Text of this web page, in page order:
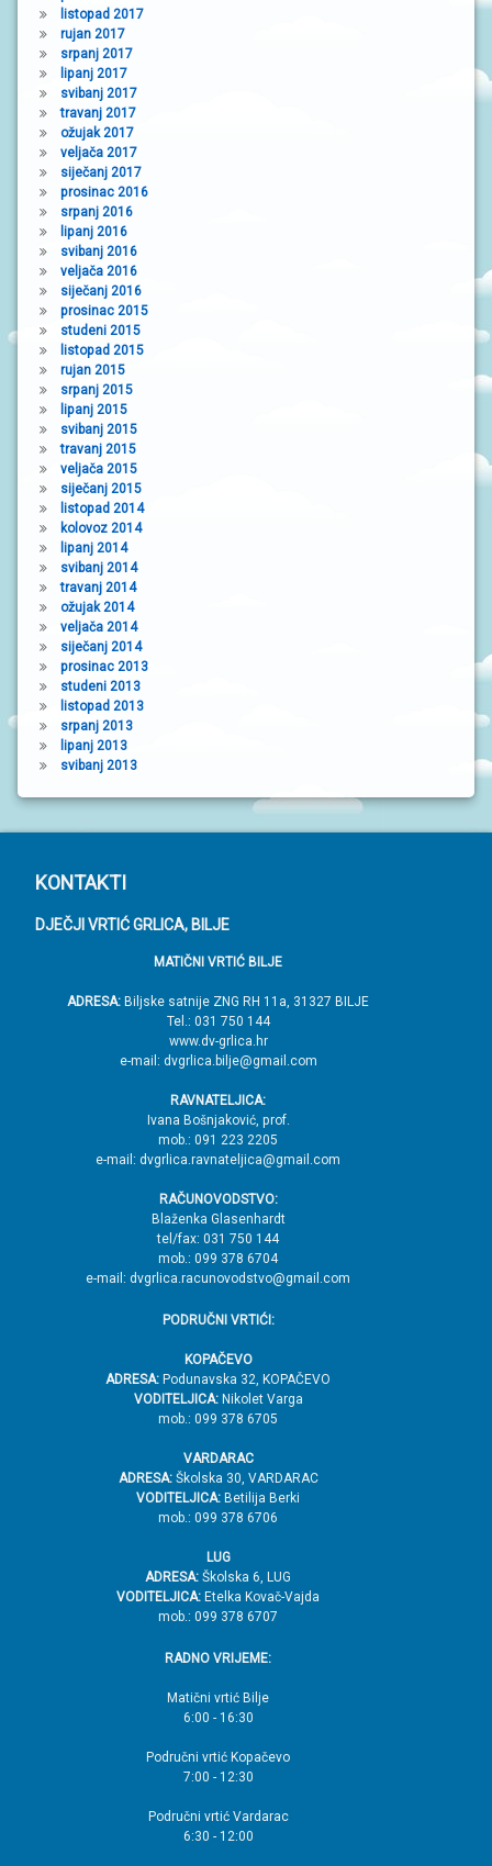
listopad 2017
rujan 2017
srpanj 2017
lipanj 2017
svibanj 2017
travanj 2017
ožujak 2017
veljača 2017
siječanj 2017
prosinac 2016
srpanj 2016
lipanj 2016
svibanj 2016
veljača 2016
siječanj 2016
prosinac 2015
studeni 2015
listopad 2015
rujan 2015
srpanj 2015
lipanj 2015
svibanj 2015
travanj 2015
veljača 2015
siječanj 2015
listopad 2014
kolovoz 2014
lipanj 2014
svibanj 2014
travanj 2014
ožujak 2014
veljača 2014
siječanj 2014
prosinac 2013
studeni 2013
listopad 2013
srpanj 2013
lipanj 2013
svibanj 2013
P
o
KONTAKTI
DJEČJI VRTIĆ GRLICA, BILJE
MATIČNI VRTIĆ BILJE
ADRESA: Biljske satnije ZNG RH 11a, 31327 BILJE
Tel.: 031 750 144
www.dv-grlica.hr
e-mail: dvgrlica.bilje@gmail.com
RAVNATELJICA:
Ivana Bošnjaković, prof.
mob.: 091 223 2205
e-mail: dvgrlica.ravnateljica@gmail.com
RAČUNOVODSTVO:
Blaženka Glasenhardt
tel/fax: 031 750 144
mob.: 099 378 6704
e-mail: dvgrlica.racunovodstvo@gmail.com
PODRUČNI VRTIĆI:
KOPAČEVO
ADRESA: Podunavska 32, KOPAČEVO
VODITELJICA:Nikolet Varga
mob.: 099 378 6705
VARDARAC
ADRESA:Školska 30, VARDARAC
VODITELJICA: Betilija Berki
mob.: 099 378 6706
LUG
ADRESA: Školska 6, LUG
VODITELJICA: Etelka Kovač-Vajda
mob.: 099 378 6707
RADNO VRIJEME:
Matični vrtić Bilje
6:00 - 16:30
Područni vrtić Kopačevo
7:00 - 12:30
Područni vrtić Vardarac
6:30 - 12:00